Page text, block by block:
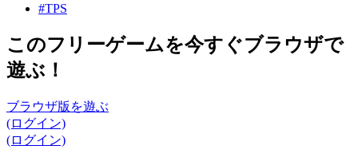
#TPS
このフリーゲームを今すぐブラウザで
遊ぶ！
ブラウザ版を遊ぶ
(ログイン)
(ログイン)